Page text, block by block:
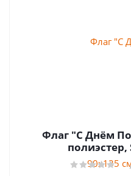
Флаг "С Днём
полиэстер,